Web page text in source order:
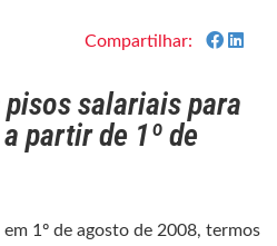
Compartilhar:
pisos salariais para
partir de 1º de
1º de agosto de 2008, termos